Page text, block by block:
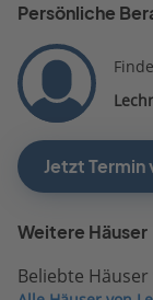
Persönliche
Jetzt Termin
Weitere Häuser
Beliebte